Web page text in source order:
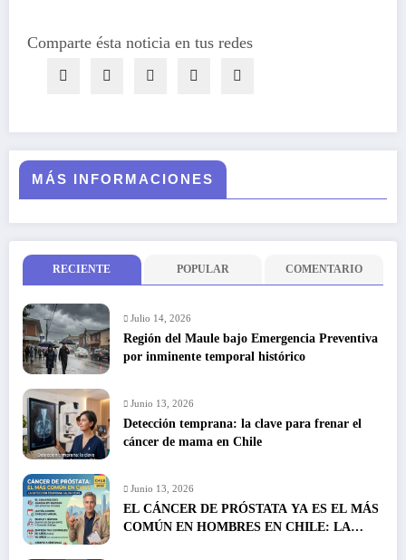
Comparte ésta noticia en tus redes
MÁS INFORMACIONES
RECIENTE POPULAR COMENTARIO
Julio 14, 2026
Región del Maule bajo Emergencia Preventiva
por inminente temporal histórico
Junio 13, 2026
Detección temprana: la clave para frenar el
cáncer de mama en Chile
Junio 13, 2026
EL CÁNCER DE PRÓSTATA YA ES EL MÁS
COMÚN EN HOMBRES EN CHILE: LA